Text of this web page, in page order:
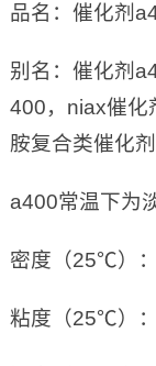
品名：催化剂
别名：催化剂
400，niax催化
胺复合类催化剂
a400常温下为
密度（25℃）
粘度（25℃）